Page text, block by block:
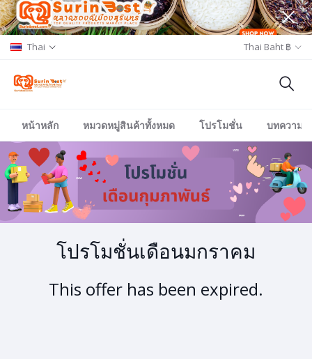
Thai Thai Baht ฿
หน้าหลัก หมวดหมู่สินค้าทั้งหมด โปรโมชั่น บทความ/
โปรโมชั่นเดือนมกราคม
This offer has been expired.